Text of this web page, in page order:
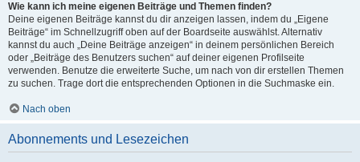
Wie kann ich meine eigenen Beiträge und Themen finden?
Deine eigenen Beiträge kannst du dir anzeigen lassen, indem du „Eigene
Beiträge“ im Schnellzugriff oben auf der Boardseite auswählst. Alternativ
kannst du auch „Deine Beiträge anzeigen“ in deinem persönlichen Bereich
oder „Beiträge des Benutzers suchen“ auf deiner eigenen Profilseite
verwenden. Benutze die erweiterte Suche, um nach von dir erstellen Themen
zu suchen. Trage dort die entsprechenden Optionen in die Suchmaske ein.
Nach oben
Abonnements und Lesezeichen